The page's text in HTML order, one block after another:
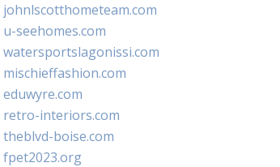
johnlscotthometeam.com
u-seehomes.com
watersportslagonissi.com
mischieffashion.com
eduwyre.com
retro-interiors.com
theblvd-boise.com
fpet2023.org